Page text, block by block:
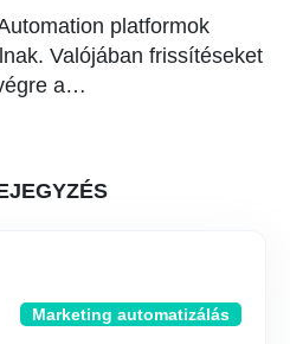
platformok
Valójában frissítéseket
a…
Marketing automatizálás